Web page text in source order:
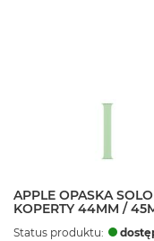
APPLE OPASKA
KOPERTY 44MM /
Status produktu: